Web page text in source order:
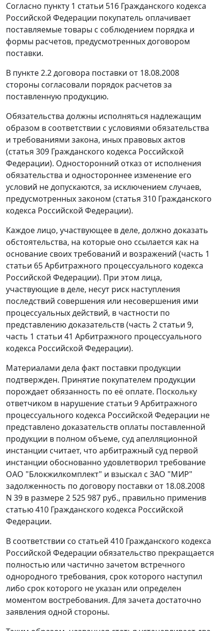
Согласно пункту 1 статьи 516 Гражданского кодекса
Российской Федерации покупатель оплачивает
поставляемые товары с соблюдением порядка и
формы расчетов, предусмотренных договором
поставки.
В пункте 2.2 договора поставки от 18.08.2008
стороны согласовали порядок расчетов за
поставленную продукцию.
Обязательства должны исполняться надлежащим
образом в соответствии с условиями обязательства
и требованиями закона, иных правовых актов
(статья 309 Гражданского кодекса Российской
Федерации). Односторонний отказ от исполнения
обязательства и одностороннее изменение его
условий не допускаются, за исключением случаев,
предусмотренных законом (статья 310 Гражданского
кодекса Российской Федерации).
Каждое лицо, участвующее в деле, должно доказать
обстоятельства, на которые оно ссылается как на
основание своих требований и возражений (часть 1
статьи 65Арбитражного процессуального кодекса
Российской Федерации). При этом лица,
участвующие в деле, несут риск наступления
последствий совершения или несовершения ими
процессуальных действий, в частности по
представлению доказательств (часть 2 статьи 9,
часть 1 статьи 41 Арбитражного процессуального
кодекса Российской Федерации).
Материалами дела факт поставки продукции
подтвержден. Принятие покупателем продукции
порождает обязанность по её оплате. Поскольку
ответчиком в нарушение статьи 9Арбитражного
процессуального кодекса Российской Федерации не
представлено доказательств оплаты поставленной
продукции в полном объеме, суд апелляционной
инстанции считает, что арбитражный суд первой
инстанции обоснованно удовлетворил требование
ОАО "Блокжилкомплект" и взыскал с ЗАО "МИР"
задолженность по договору поставки от 18.08.2008
N 39 в размере 2 525 987 руб., правильно применив
статью 410 Гражданского кодекса Российской
Федерации.
В соответствии со статьей 410 Гражданского кодекса
Российской Федерации обязательство прекращается
полностью или частично зачетом встречного
однородного требования, срок которого наступил
либо срок которого не указан или определен
моментом востребования. Для зачета достаточно
заявления одной стороны.